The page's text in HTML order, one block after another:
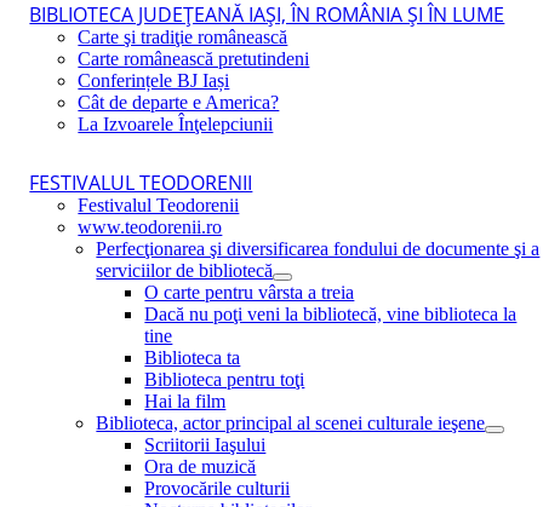
BIBLIOTECA JUDEŢEANĂ IAŞI, ÎN ROMÂNIA ŞI ÎN LUME
Carte şi tradiţie românească
Carte românească pretutindeni
Conferințele BJ Iași
Cât de departe e America?
La Izvoarele Înţelepciunii
FESTIVALUL TEODORENII
Festivalul Teodorenii
www.teodorenii.ro
Perfecţionarea şi diversificarea fondului de documente şi a
serviciilor de bibliotecă
O carte pentru vârsta a treia
Dacă nu poţi veni la bibliotecă, vine biblioteca la
tine
Biblioteca ta
Biblioteca pentru toţi
Hai la film
Biblioteca, actor principal al scenei culturale ieşene
Scriitorii Iaşului
Ora de muzică
Provocările culturii